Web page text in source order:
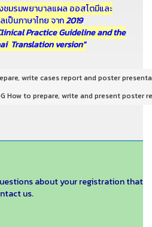
ชมรมพยาบาลแผล ออสโตมีและ
เป็นภาษาไทยจาก2019
Practice Guideline and the
Translation version"
write cases report and poster
How to prepare, write and present poster
about your registration that
us.